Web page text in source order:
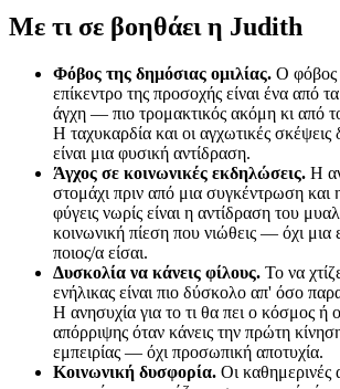
Με τι σε βοηθάει η Judith
Φόβος της δημόσιας ομιλίας. Ο φόβος
επίκεντρο της προσοχής είναι ένα από
άγχη — πιο τρομακτικός ακόμη κι από
Η ταχυκαρδία και οι αγχωτικές σκέψεις
είναι μια φυσική αντίδραση.
Άγχος σε κοινωνικές εκδηλώσεις. Η
στομάχι πριν από μια συγκέντρωση
φύγεις νωρίς είναι η αντίδραση του
κοινωνική πίεση που νιώθεις — όχι μια
ποιος/α είσαι.
Δυσκολία να κάνεις φίλους. Το να
ενήλικας είναι πιο δύσκολο απ' όσο
Η ανησυχία για το τι θα πει ο κόσμος ή
απόρριψης όταν κάνεις την πρώτη
εμπειρίας — όχι προσωπική αποτυχία.
Κοινωνική δυσφορία. Οι καθημερινές